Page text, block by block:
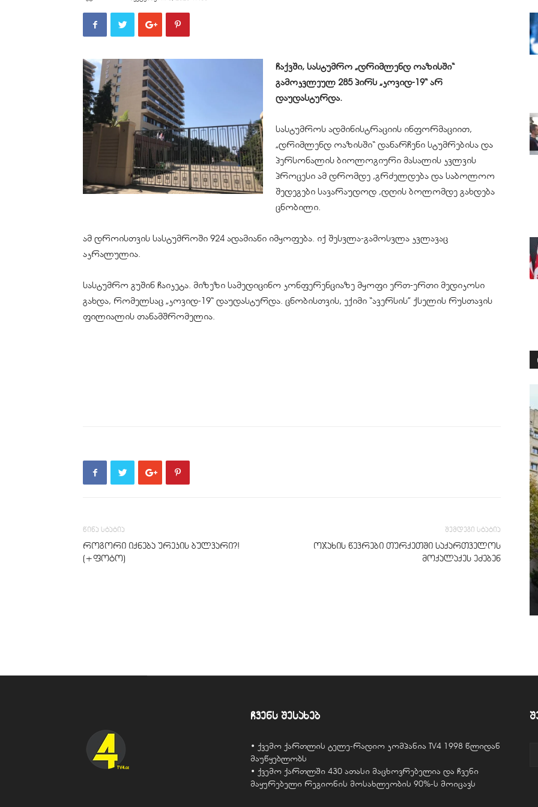
ჩაქვში, სასტუმრო „დრიმლენდოაზისში“
გამოკვლეულ 285 პირს „კოვიდ-19“ არ
დაუდასტურდა.
სასტუმროს ადმინისტრაციის ინფორმაციით,
„დრიმლენდ ოაზისში“ დანარჩენი სტუმრებისა და
პერსონალის ბიოლოგიური მასალის კვლვის
პროცესი ამ დრომდე ,გრძელდება და საბოლოო
შედეგები სავარაუდოდ ,დღის ბოლომდე გახდება
ცნობილი.
ამ დროისთვის სასტუმროში 924 ადამიანი იმყოფება. იქ შესვლა-გამოსვლა კვლავაც
აკრალულია.
სასტუმრო გუშინ ჩაიკეტა. მიზეზი სამედიცინო კონფერენციაზე მყოფი ერთ-ერთი მედიკოსი
გახდა, რომელსაც „კოვიდ-19“ დაუდასტურდა. ცნობისთვის, ექიმი “ავერსის” ქსელის რუსთავის
ფილიალის თანამშრომელია.
წინა სტატია
როგორი იქნება ურეკის ბულვარი?!
(+ფოტო)
შემდეგი სტატია
ოჯახის წევრები თურქეთში საქართველოს
მოქალაქეს ეძებენ
ჩვენს შესახებ
• ქვემო ქართლის ტელე-რადიო კომპანია TV4 1998 წლიდან
მაუწყებლობს
• ქვემო ქართლში 430 ათასი მაცხოვრებელია და ჩვენი
მაყურებელი რეგიონის მოსახლეობის 90%-ს მოიცავს